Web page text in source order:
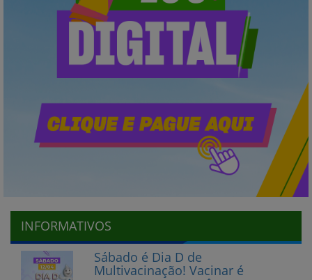
INFORMATIVOS
Sábado é Dia D de
Multivacinação! Vacinar é